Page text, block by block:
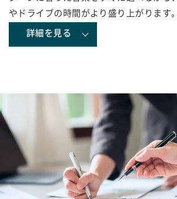
やドライブの時間がより盛り上がります。
詳細を見る